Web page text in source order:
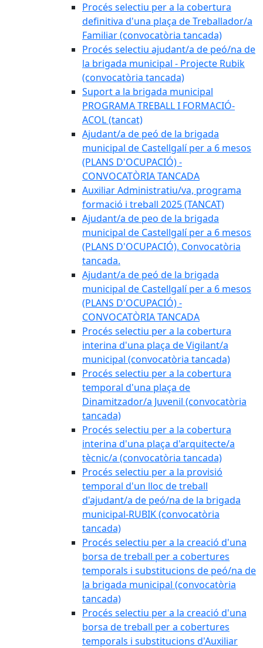
Procés selectiu per a la cobertura
definitiva d'una plaça de Treballador/a
Familiar (convocatòria tancada)
Procés selectiu ajudant/a de peó/na de
la brigada municipal - Projecte Rubik
(convocatòria tancada)
Suport a la brigada municipal
PROGRAMA TREBALL I FORMACIÓ-
ACOL (tancat)
Ajudant/a de peó de la brigada
municipal de Castellgalí per a 6 mesos
(PLANS D'OCUPACIÓ) -
CONVOCATÒRIA TANCADA
Auxiliar Administratiu/va, programa
formació i treball 2025 (TANCAT)
Ajudant/a de peo de la brigada
municipal de Castellgalí per a 6 mesos
(PLANS D'OCUPACIÓ). Convocatòria
tancada.
Ajudant/a de peó de la brigada
municipal de Castellgalí per a 6 mesos
(PLANS D'OCUPACIÓ) -
CONVOCATÒRIA TANCADA
Procés selectiu per a la cobertura
interina d'una plaça de Vigilant/a
municipal (convocatòria tancada)
Procés selectiu per a la cobertura
temporal d'una plaça de
Dinamitzador/a Juvenil (convocatòria
tancada)
Procés selectiu per a la cobertura
interina d'una plaça d'arquitecte/a
tècnic/a (convocatòria tancada)
Procés selectiu per a la provisió
temporal d'un lloc de treball
d'ajudant/a de peó/na de la brigada
municipal-RUBIK (convocatòria
tancada)
Procés selectiu per a la creació d'una
borsa de treball per a cobertures
temporals i substitucions de peó/na de
la brigada municipal (convocatòria
tancada)
Procés selectiu per a la creació d'una
borsa de treball per a cobertures
temporals i substitucions d'Auxiliar